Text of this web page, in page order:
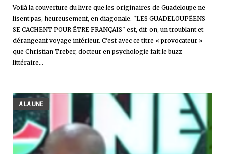
Voilà la couverture du livre que les originaires de Guadeloupe ne
lisent pas, heureusement, en diagonale. "LES GUADELOUPÉENS
SE CACHENT POUR ÊTRE FRANÇAIS" est, dit-on, un troublant et
dérangeant voyage intérieur. C’est avec ce titre « provocateur »
que Christian Treber, docteur en psychologie fait le buzz
littéraire...
A LA UNE